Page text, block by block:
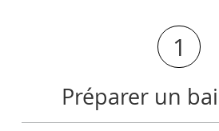
1
Préparer un